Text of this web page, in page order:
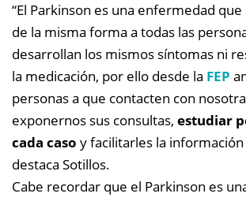
“El Parkinson es una enfermedad
de la misma forma a todas las
desarrollan los mismos síntomas ni
la medicación, por ello desde la FEP
personas a que contacten con
exponernos sus consultas, estudiar
cada caso y facilitarles la información
destaca Sotillos.
Cabe recordar que el Parkinson es